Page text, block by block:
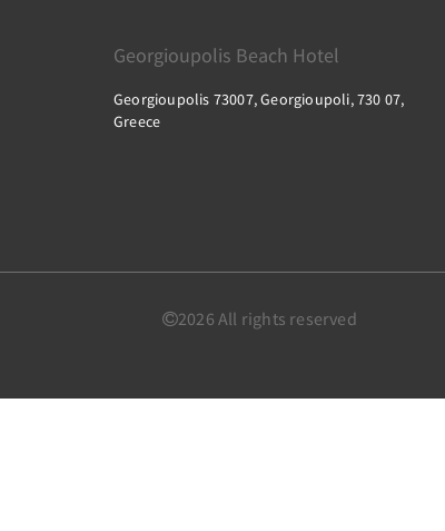
Georgioupolis Beach Hotel
Georgioupolis 73007, Georgioupoli, 730 07,
Greece
2026 All rights reserved